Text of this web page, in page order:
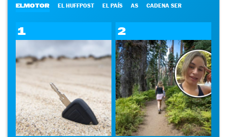
ELMOTOR EL HUFFPOST EL PAÍS AS CADENA SER
1 2